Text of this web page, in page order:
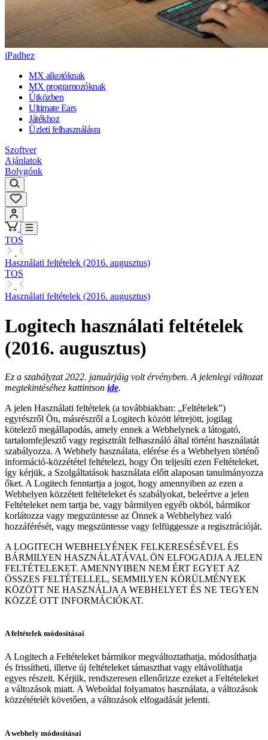
iPadhez
MX alkotóknak
MX programozóknak
Útközben
Ultimate Ears
Játékhoz
Üzleti felhasználásra
Szoftver
Ajánlatok
Bolygónk
TOS
Használati feltételek (2016. augusztus)
TOS
Használati feltételek (2016. augusztus)
Logitech használati feltételek
(2016. augusztus)
Ez a szabályzat 2022. januárjáig volt érvényben. A jelenlegi változat
megtekintéséhez kattintson ide.
A jelen Használati feltételek (a továbbiakban: „Feltételek”)
egyrészről Ön, másrészről a Logitech között létrejött, jogilag
kötelező megállapodás, amely ennek a Webhelynek a látogató,
tartalomfejlesztő vagy regisztrált felhasználó által történt használatát
szabályozza. A Webhely használata, elérése és a Webhelyen történő
információ-közzététel feltételezi, hogy Ön teljesíti ezen Feltételeket,
így kérjük, a Szolgáltatások használata előtt alaposan tanulmányozza
őket. A Logitech fenntartja a jogot, hogy amennyiben az ezen a
Webhelyen közzétett feltételeket és szabályokat, beleértve a jelen
Feltételeket nem tartja be, vagy bármilyen egyéb okból, bármikor
korlátozza vagy megszüntesse az Önnek a Webhelyhez való
hozzáférését, vagy megszüntesse vagy felfüggessze a regisztrációját.
A LOGITECH WEBHELYÉNEK FELKERESÉSÉVEL ÉS
BÁRMILYEN HASZNÁLATÁVAL ÖN ELFOGADJA A JELEN
FELTÉTELEKET. AMENNYIBEN NEM ÉRT EGYET AZ
ÖSSZES FELTÉTELLEL, SEMMILYEN KÖRÜLMÉNYEK
KÖZÖTT NE HASZNÁLJA A WEBHELYET ÉS NE TEGYEN
KÖZZÉ OTT INFORMÁCIÓKAT.
A feltételek módosításai
A Logitech a Feltételeket bármikor megváltoztathatja, módosíthatja
és frissítheti, illetve új feltételeket támaszthat vagy eltávolíthatja
egyes részeit. Kérjük, rendszeresen ellenőrizze ezeket a Feltételeket
a változások miatt. A Weboldal folyamatos használata, a változások
közzétételét követően, a változások elfogadását jelenti.
A webhely módosításai